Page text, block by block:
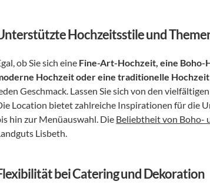
Hochzeitsstile und
ob Sie sich eine Fine-Art-Hochzeit, eine Boho-
Hochzeit oder eine traditionelle Hochzeit
Geschmack. Lassen Sie sich von den
Location bietet zahlreiche Inspirationen für die
hin zur Menüauswahl. Die Beliebtheit von Boho-
Lisbeth.
bei Catering und Dekoration